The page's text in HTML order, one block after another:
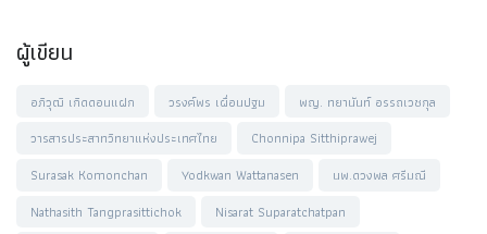
ผู้เขียน
อภิวุฒิ เกิดดอนแฝก วรงค์พร เผื่อนปฐม
พญ. ทยานันท์ อรรถเวชกุล
วารสารประสาทวิทยาแห่งประเทศไทย
Chonnipa Sitthiprawej
Surasak Komonchan
Yodkwan Wattanasen
นพ.ดวงพล ศรีมณี
Nathasith Tangprasittichok
Nisarat Suparatchatpan